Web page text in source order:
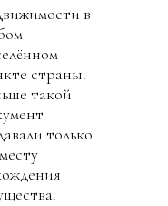
в
страны.
такой
только